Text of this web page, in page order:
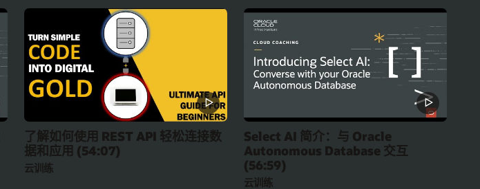
了解如何使用 REST API 轻松连接数
据和应用 (54:07)
云训练
Select AI 简介：与 Oracle
Autonomous Database 交互
(56:59)
云训练